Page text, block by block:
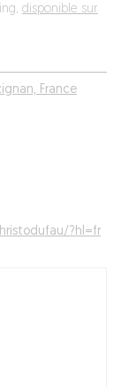
France
?hl=fr
disponible sur